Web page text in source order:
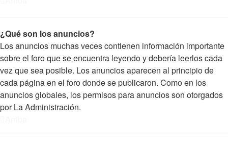
¿Qué son los anuncios?
Los anuncios muchas veces contienen información importante
sobre el foro que se encuentra leyendo y debería leerlos cada
vez que sea posible. Los anuncios aparecen al principio de
cada página en el foro donde se publicaron. Como en los
anuncios globales, los permisos para anuncios son otorgados
por La Administración.